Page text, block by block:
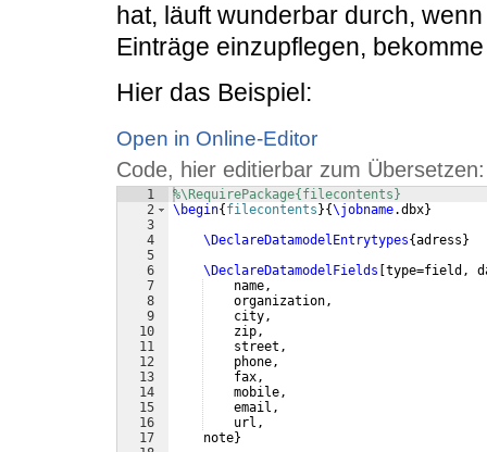
hat, läuft wunderbar durch,
Einträge einzupflegen,
Hier das Beispiel:
Open in Online-Editor
Code, hier editierbar zum Übersetzen:
1
2
3
4
5
6
7
8
9
10
11
12
13
14
15
16
17
%\RequirePackage{filecontents}
\begin{ filecontents }{\jobname.dbx}
\DeclareDatamodelEntrytypes{adress }
\DeclareDatamodelFields type=field,
    name,
    organization,
    city,
    zip,
    street,
    phone,
    fax,
    mobile,
    email,
    url,
    note
}